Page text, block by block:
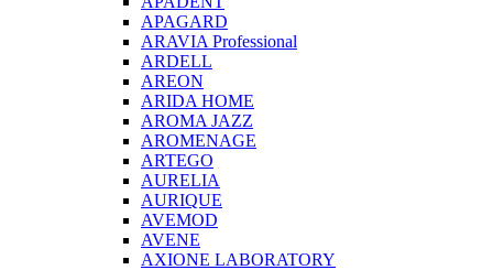
APAGARD
ARAVIA Professional
ARDELL
AREON
ARIDA HOME
AROMA JAZZ
AROMENAGE
ARTEGO
AURELIA
AURIQUE
AVEMOD
AVENE
AXIONE LABORATORY